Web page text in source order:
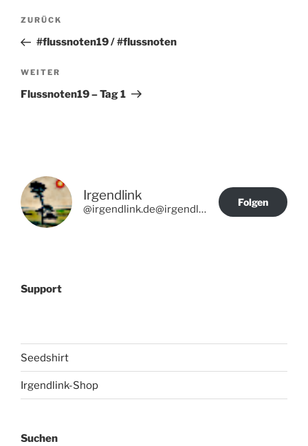
Beitragsnavigation
Vorheriger
Beitrag
ZURÜCK
#flussnoten19 / #flussnoten
Nächster
Beitrag
WEITER
Flussnoten19 – Tag 1
Irgendlink
@irgendlink.de@irgendlink.de
Folgen
Support
Seedshirt
Irgendlink-Shop
Suchen